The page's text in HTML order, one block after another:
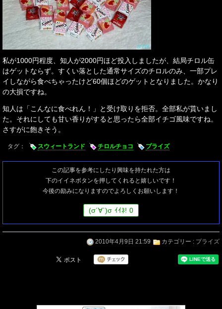
私が1000円程度、知人が2000円ほど投入しましたが、結局チロル缶
はゲットならず。すくい落とした通常サイズのチロルのみ、一部プレ
イしながら食べちゃったけど60個ほどのゲットとなりました。かなり
の大損ですね。
知人は「こんなに食べれん！」と受け取りを拒否。全部私が貰いまし
た。それにしても甘い香りがすると思ったら全部イチゴ風味ですね。
さすがに飽きそう。
タグ： スウィートランド チロルチョコ プライズ
この記事を参考にしたり興味を持たれた方は
下のイイネボタンを押してくれると嬉しいです！
今後の励みになりますのでよろしくお願いします！
(σ´∀`)σ ｲｲﾈ! 0
2010年4月9日 21:59 カテゴリー : プライズ